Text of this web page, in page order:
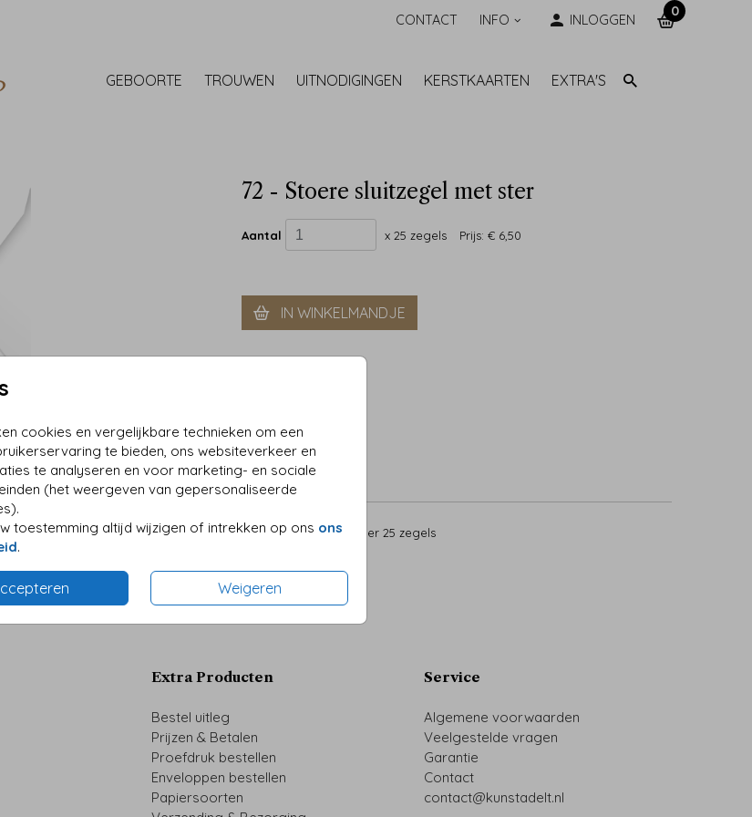
CONTACT INFO INLOGGEN
0
GEBOORTE TROUWEN UITNODIGINGEN KERSTKAARTEN EXTRA'S
cookies en vergelijkbare technieken om een
te bieden, ons websiteverkeer en
te analyseren en voor marketing- en sociale
(het weergeven van gepersonaliseerde
toestemming altijd wijzigen of intrekken op ons ons
.
Weigeren
72 - Stoere sluitzegel met ster
Aantal x 25 zegels Prijs:€ 6,50
IN WINKELMANDJE
hebben een doorsnede van
van de enveloppen
Prijs: € 6,50 per 25 zegels
Extra Producten
Bestel uitleg
Prijzen & Betalen
Proefdruk bestellen
Enveloppen bestellen
Papiersoorten
Service
Algemene voorwaarden
Veelgestelde vragen
Garantie
Contact
contact@kunstadelt.nl